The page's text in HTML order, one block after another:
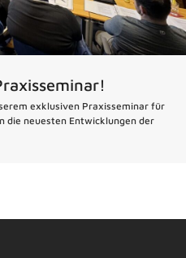
exklusiven Praxisseminar für
die neuesten Entwicklungen der